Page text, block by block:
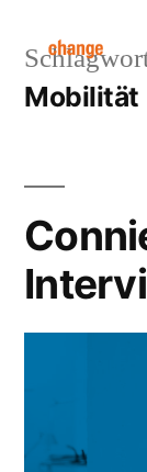
Mobilität